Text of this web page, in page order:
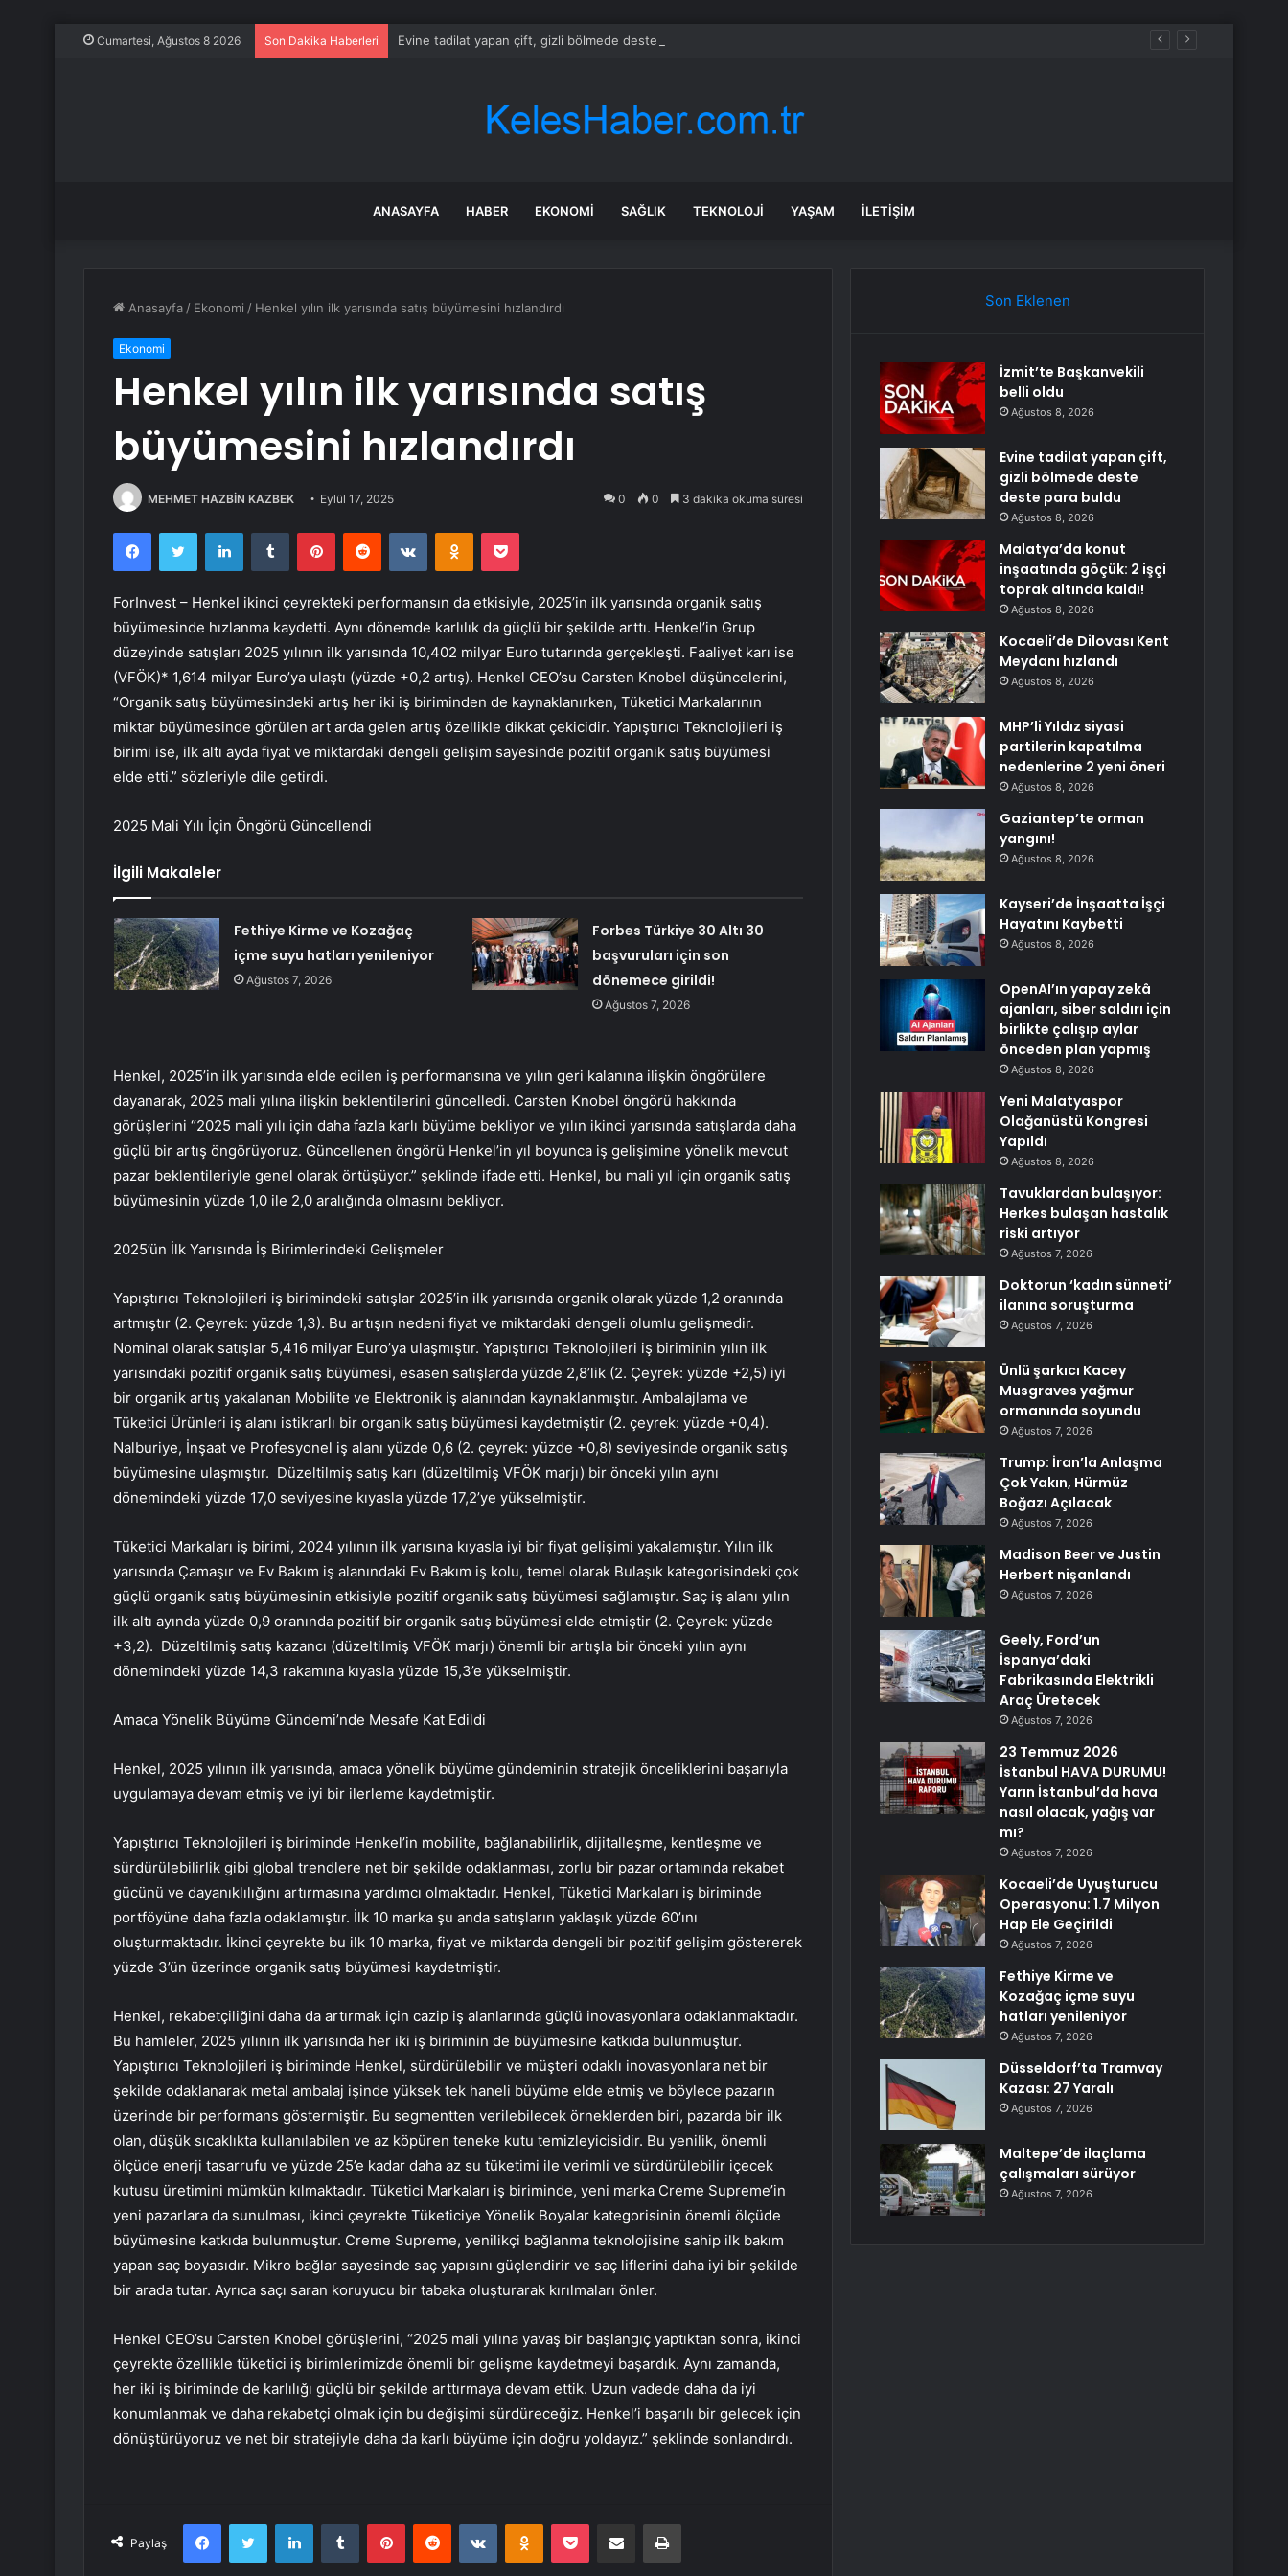
Cumartesi, Ağustos 8 2026 Son Dakika Haberleri Evine tadilat yapan çift, gizli bölmede deste deste para buldu
ANASAYFA HABER EKONOMI SAĞLIK TEKNOLOJI YAŞAM İLETIŞIM
Anasayfa / Ekonomi / Henkel yılın ilk yarısında satış büyümesini hızlandırdı
Ekonomi
Henkel yılın ilk yarısında satış
büyümesini hızlandırdı
MEHMET HAZBİN KAZBEK Eylül 17, 2025 0 0 3 dakika okuma süresi
FacebookTwitter LinkedInTumblr PinterestReddit VKontakteOdnoklassniki
Pocket
ForInvest – Henkel ikinci çeyrekteki performansın da etkisiyle, 2025’in ilk yarısında organik satış
büyümesinde hızlanma kaydetti. Aynı dönemde karlılık da güçlü bir şekilde arttı. Henkel’in Grup
düzeyinde satışları 2025 yılının ilk yarısında 10,402 milyar Euro tutarında gerçekleşti. Faaliyet karı ise
(VFÖK)* 1,614 milyar Euro’ya ulaştı (yüzde +0,2 artış). Henkel CEO’su Carsten Knobel düşüncelerini,
“Organik satış büyümesindeki artış her iki iş biriminden de kaynaklanırken, Tüketici Markalarının
miktar büyümesinde görülen art arda gelen artış özellikle dikkat çekicidir. Yapıştırıcı Teknolojileri iş
birimi ise, ilk altı ayda fiyat ve miktardaki dengeli gelişim sayesinde pozitif organik satış büyümesi
elde etti.” sözleriyle dile getirdi.
2025 Mali Yılı İçin Öngörü Güncellendi
İlgili Makaleler
Fethiye Kirme ve Kozağaç
içme suyu hatları yenileniyor
Ağustos 7, 2026
Forbes Türkiye 30 Altı 30
başvuruları için son
dönemece girildi!
Ağustos 7, 2026
Henkel, 2025’in ilk yarısında elde edilen iş performansına ve yılın geri kalanına ilişkin öngörülere
dayanarak, 2025 mali yılına ilişkin beklentilerini güncelledi. Carsten Knobel öngörü hakkında
görüşlerini “2025 mali yılı için daha fazla karlı büyüme bekliyor ve yılın ikinci yarısında satışlarda daha
güçlü bir artış öngörüyoruz. Güncellenen öngörü Henkel’in yıl boyunca iş gelişimine yönelik mevcut
pazar beklentileriyle genel olarak örtüşüyor.” şeklinde ifade etti. Henkel, bu mali yıl için organik satış
büyümesinin yüzde 1,0 ile 2,0 aralığında olmasını bekliyor.
2025’ün İlk Yarısında İş Birimlerindeki Gelişmeler
Yapıştırıcı Teknolojileri iş birimindeki satışlar 2025’in ilk yarısında organik olarak yüzde 1,2 oranında
artmıştır (2. Çeyrek: yüzde 1,3). Bu artışın nedeni fiyat ve miktardaki dengeli olumlu gelişmedir.
Nominal olarak satışlar 5,416 milyar Euro’ya ulaşmıştır. Yapıştırıcı Teknolojileri iş biriminin yılın ilk
yarısındaki pozitif organik satış büyümesi, esasen satışlarda yüzde 2,8’lik (2. Çeyrek: yüzde +2,5) iyi
bir organik artış yakalanan Mobilite ve Elektronik iş alanından kaynaklanmıştır. Ambalajlama ve
Tüketici Ürünleri iş alanı istikrarlı bir organik satış büyümesi kaydetmiştir (2. çeyrek: yüzde +0,4).
Nalburiye, İnşaat ve Profesyonel iş alanı yüzde 0,6 (2. çeyrek: yüzde +0,8) seviyesinde organik satış
büyümesine ulaşmıştır. Düzeltilmiş satış karı (düzeltilmiş VFÖK marjı) bir önceki yılın aynı
dönemindeki yüzde 17,0 seviyesine kıyasla yüzde 17,2’ye yükselmiştir.
Tüketici Markaları iş birimi, 2024 yılının ilk yarısına kıyasla iyi bir fiyat gelişimi yakalamıştır. Yılın ilk
yarısında Çamaşır ve Ev Bakım iş alanındaki Ev Bakım iş kolu, temel olarak Bulaşık kategorisindeki çok
güçlü organik satış büyümesinin etkisiyle pozitif organik satış büyümesi sağlamıştır. Saç iş alanı yılın
ilk altı ayında yüzde 0,9 oranında pozitif bir organik satış büyümesi elde etmiştir (2. Çeyrek: yüzde
+3,2). Düzeltilmiş satış kazancı (düzeltilmiş VFÖK marjı) önemli bir artışla bir önceki yılın aynı
dönemindeki yüzde 14,3 rakamına kıyasla yüzde 15,3’e yükselmiştir.
Amaca Yönelik Büyüme Gündemi’nde Mesafe Kat Edildi
Henkel, 2025 yılının ilk yarısında, amaca yönelik büyüme gündeminin stratejik önceliklerini başarıyla
uygulamaya devam etmiş ve iyi bir ilerleme kaydetmiştir.
Yapıştırıcı Teknolojileri iş biriminde Henkel’in mobilite, bağlanabilirlik, dijitalleşme, kentleşme ve
sürdürülebilirlik gibi global trendlere net bir şekilde odaklanması, zorlu bir pazar ortamında rekabet
gücünü ve dayanıklılığını artırmasına yardımcı olmaktadır. Henkel, Tüketici Markaları iş biriminde
portföyüne daha fazla odaklamıştır. İlk 10 marka şu anda satışların yaklaşık yüzde 60’ını
oluşturmaktadır. İkinci çeyrekte bu ilk 10 marka, fiyat ve miktarda dengeli bir pozitif gelişim göstererek
yüzde 3’ün üzerinde organik satış büyümesi kaydetmiştir.
Henkel, rekabetçiliğini daha da artırmak için cazip iş alanlarında güçlü inovasyonlara odaklanmaktadır.
Bu hamleler, 2025 yılının ilk yarısında her iki iş biriminin de büyümesine katkıda bulunmuştur.
Yapıştırıcı Teknolojileri iş biriminde Henkel, sürdürülebilir ve müşteri odaklı inovasyonlara net bir
şekilde odaklanarak metal ambalaj işinde yüksek tek haneli büyüme elde etmiş ve böylece pazarın
üzerinde bir performans göstermiştir. Bu segmentten verilebilecek örneklerden biri, pazarda bir ilk
olan, düşük sıcaklıkta kullanılabilen ve az köpüren teneke kutu temizleyicisidir. Bu yenilik, önemli
ölçüde enerji tasarrufu ve yüzde 25’e kadar daha az su tüketimi ile verimli ve sürdürülebilir içecek
kutusu üretimini mümkün kılmaktadır. Tüketici Markaları iş biriminde, yeni marka Creme Supreme’in
yeni pazarlara da sunulması, ikinci çeyrekte Tüketiciye Yönelik Boyalar kategorisinin önemli ölçüde
büyümesine katkıda bulunmuştur. Creme Supreme, yenilikçi bağlanma teknolojisine sahip ilk bakım
yapan saç boyasıdır. Mikro bağlar sayesinde saç yapısını güçlendirir ve saç liflerini daha iyi bir şekilde
bir arada tutar. Ayrıca saçı saran koruyucu bir tabaka oluşturarak kırılmaları önler.
Henkel CEO’su Carsten Knobel görüşlerini, “2025 mali yılına yavaş bir başlangıç yaptıktan sonra, ikinci
çeyrekte özellikle tüketici iş birimlerimizde önemli bir gelişme kaydetmeyi başardık. Aynı zamanda,
her iki iş biriminde de karlılığı güçlü bir şekilde arttırmaya devam ettik. Uzun vadede daha da iyi
konumlanmak ve daha rekabetçi olmak için bu değişimi sürdüreceğiz. Henkel’i başarılı bir gelecek için
dönüştürüyoruz ve net bir stratejiyle daha da karlı büyüme için doğru yoldayız.” şeklinde sonlandırdı.
Paylaş
FacebookTwitter LinkedInTumblr PinterestReddit VKontakteOdnoklassniki
Pocket E-Posta ile paylaş Yazdır
Son Eklenen
İzmit’te Başkanvekili
belli oldu
Ağustos 8, 2026
Evine tadilat yapan çift,
gizli bölmede deste
deste para buldu
Ağustos 8, 2026
Malatya’da konut
inşaatında göçük: 2 işçi
toprak altında kaldı!
Ağustos 8, 2026
Kocaeli’de Dilovası Kent
Meydanı hızlandı
Ağustos 8, 2026
MHP’li Yıldız siyasi
partilerin kapatılma
nedenlerine 2 yeni öneri
Ağustos 8, 2026
Gaziantep’te orman
yangını!
Ağustos 8, 2026
Kayseri’de İnşaatta İşçi
Hayatını Kaybetti
Ağustos 8, 2026
OpenAI’ın yapay zekâ
ajanları, siber saldırı için
birlikte çalışıp aylar
önceden plan yapmış
Ağustos 8, 2026
Yeni Malatyaspor
Olağanüstü Kongresi
Yapıldı
Ağustos 8, 2026
Tavuklardan bulaşıyor:
Herkes bulaşan hastalık
riski artıyor
Ağustos 7, 2026
Doktorun ‘kadın sünneti’
ilanına soruşturma
Ağustos 7, 2026
Ünlü şarkıcı Kacey
Musgraves yağmur
ormanında soyundu
Ağustos 7, 2026
Trump: İran’la Anlaşma
Çok Yakın, Hürmüz
Boğazı Açılacak
Ağustos 7, 2026
Madison Beer ve Justin
Herbert nişanlandı
Ağustos 7, 2026
Geely, Ford’un
İspanya’daki
Fabrikasında Elektrikli
Araç Üretecek
Ağustos 7, 2026
23 Temmuz 2026
İstanbul HAVA DURUMU!
Yarın İstanbul’da hava
nasıl olacak, yağış var
mı?
Ağustos 7, 2026
Kocaeli’de Uyuşturucu
Operasyonu: 1.7 Milyon
Hap Ele Geçirildi
Ağustos 7, 2026
Fethiye Kirme ve
Kozağaç içme suyu
hatları yenileniyor
Ağustos 7, 2026
Düsseldorf’ta Tramvay
Kazası: 27 Yaralı
Ağustos 7, 2026
Maltepe’de ilaçlama
çalışmaları sürüyor
Ağustos 7, 2026